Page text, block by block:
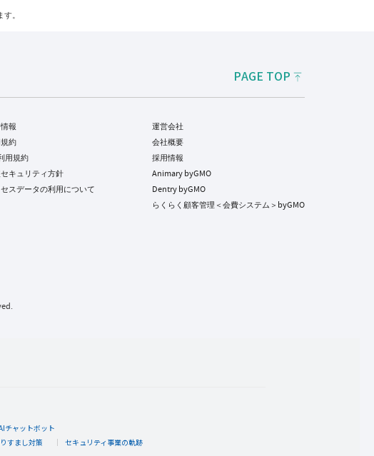
。
PAGE TOP
報
約
用規約
キュリティ方針
スデータの利用について
運営会社
会社概要
採用情報
Animary byGMO
Dentry byGMO
らくらく顧客管理＜会費システム＞byGMO
チャットボット
すまし対策 セキュリティ事業の軌跡